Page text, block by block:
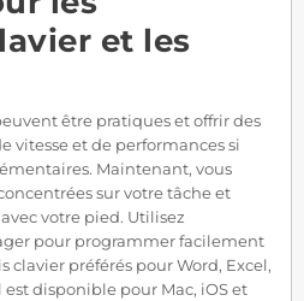
et les
être pratiques et offrir des
vitesse et de performances si
Maintenant, vous
sur votre tâche et
votre pied. Utilisez
pour programmer facilement
clavier préférés pour Word, Excel,
est disponible pour Mac, iOS et